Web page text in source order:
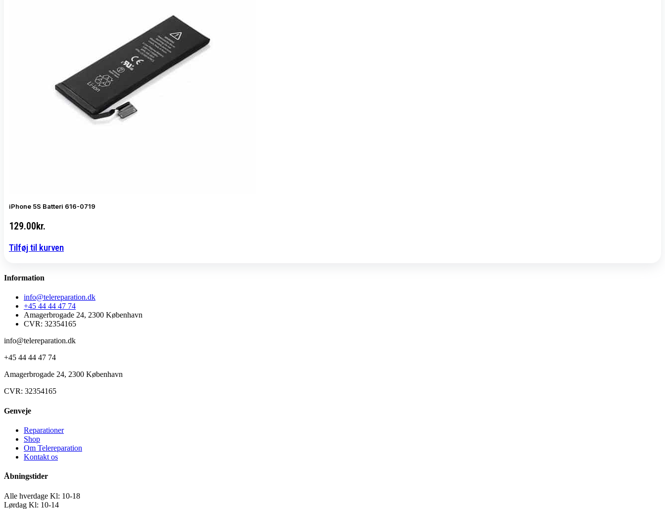
iPhone 5S Batteri 616-0719
129.00kr.
Tilføj til kurven
Information
info@telereparation.dk
+45 44 44 47 74
Amagerbrogade 24, 2300 København
CVR: 32354165
info@telereparation.dk
+45 44 44 47 74
Amagerbrogade 24, 2300 København
CVR: 32354165
Genveje
Reparationer
Shop
Om Telereparation
Kontakt os
Åbningstider
Alle hverdage Kl: 10-18
Lørdag Kl: 10-14